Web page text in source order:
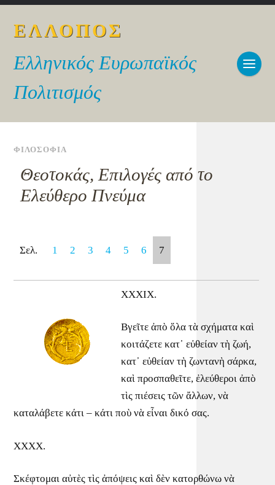
ΕΛΛΟΠΟΣ
Ελληνικός Ευρωπαϊκός
Πολιτισμός
ΦΙΛΟΣΟΦΙΑ
Θεοτοκάς, Επιλογές από το
Ελεύθερο Πνεύμα
Σελ. 1 2 3 4 5 6 7
XXXIX.
Βγεῖτε ἀπὸ ὅλα τὰ σχήματα καὶ
κοιτάζετε κατ᾽ εὐθείαν τὴ ζωή,
κατ᾽ εὐθείαν τὴ ζωντανὴ σάρκα,
καὶ προσπαθεῖτε, ἐλεύθεροι ἀπὸ
τὶς πιέσεις τῶν ἄλλων, νὰ
καταλάβετε κάτι – κάτι ποὺ νὰ εἶναι δικό σας.
XXXX.
Σκέφτομαι αὐτὲς τὶς ἀπόψεις καὶ δὲν κατορθώνω νὰ